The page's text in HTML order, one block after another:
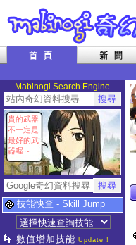
Mabinogi Search Engine
貴的武器
不一定是
最好的武
器喔～
技能快查 - Skill Jump
數值增加技能 Update !